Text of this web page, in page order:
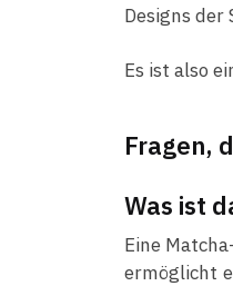
Designs
Es ist also
Fragen,
Was ist
Eine
ermöglicht